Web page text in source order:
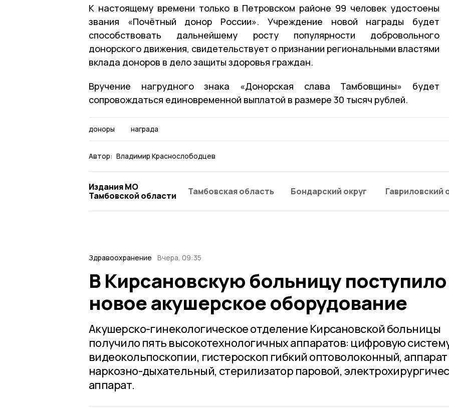
К настоящему времени только в Петровском районе 99 человек удостоены
звания «Почётный донор России». Учреждение новой награды будет
способствовать дальнейшему росту популярности добровольного
донорского движения, свидетельствует о признании региональными властями
вклада доноров в дело защиты здоровья граждан.
Вручение нагрудного знака «Донорская слава Тамбовщины» будет
сопровождаться единовременной выплатой в размере 30 тысяч рублей.
доноры награда
Автор: Владимир Краснослободцев
Издания МО
Тамбовской области
Тамбовская область Бондарский округ Гавриловский
Здравоохранение Вчера, 09:35
В Кирсановскую больницу поступило
новое акушерское оборудование
Акушерско-гинекологическое отделение Кирсановской больницы
получило пять высокотехнологичных аппаратов: цифровую
видеокольпоскопии, гистероскоп гибкий оптоволоконный, аппарат
наркозно-дыхательный, стерилизатор паровой,
аппарат.